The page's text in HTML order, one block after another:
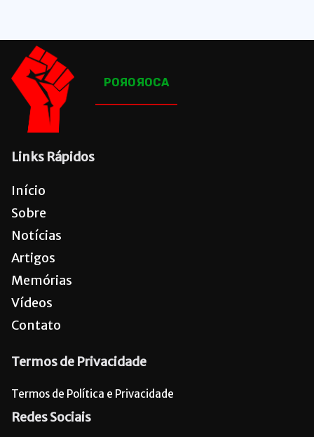
POЯOЯOCA
Links Rápidos
Início
Sobre
Notícias
Artigos
Memórias
Vídeos
Contato
Termos de Privacidade
Termos de Política e Privacidade
Redes Sociais